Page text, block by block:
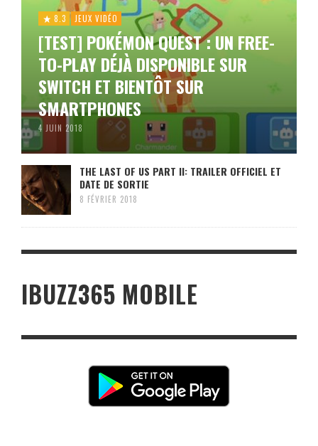
8.3 JEUX VIDÉO
[TEST] POKÉMON QUEST : UN FREE-
TO-PLAY DÉJÀ DISPONIBLE SUR
SWITCH ET BIENTÔT SUR
SMARTPHONES
4 JUIN 2018
THE LAST OF US PART II: TRAILER OFFICIEL ET
DATE DE SORTIE
8 FÉVRIER 2018
IBUZZ365 MOBILE